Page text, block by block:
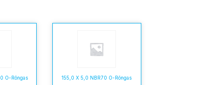
O-Rõngas 155,0 X 5,0 NBR70 O-Rõngas